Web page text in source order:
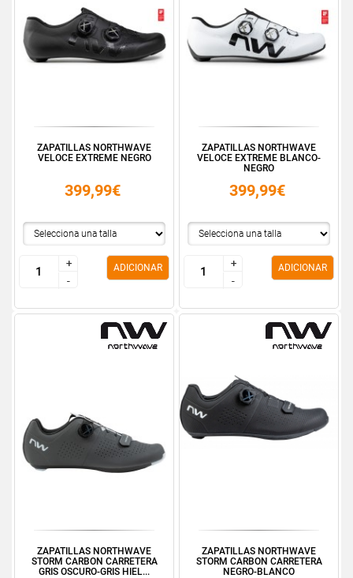
ZAPATILLAS NORTHWAVE
VELOCE EXTREME NEGRO
399,99€
+
-
+
-
ADICIONAR
ZAPATILLAS NORTHWAVE
VELOCE EXTREME BLANCO-
NEGRO
399,99€
+
-
+
-
ADICIONAR
ZAPATILLAS NORTHWAVE
STORM CARBON CARRETERA
GRIS OSCURO-GRIS HIEL...
ZAPATILLAS NORTHWAVE
STORM CARBON CARRETERA
NEGRO-BLANCO